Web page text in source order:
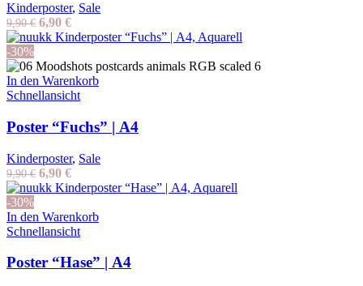
Kinderposter, Sale
9,90€ Ursprünglicher
Preis
9,90 €
6,90 €Aktueller
Preis
6,90 €.
-30%
In den Warenkorb
Schnellansicht
Poster “Fuchs” | A4
Kinderposter, Sale
9,90€ Ursprünglicher
Preis
9,90 €
6,90 €Aktueller
Preis
6,90 €.
-30%
In den Warenkorb
Schnellansicht
Poster “Hase” | A4